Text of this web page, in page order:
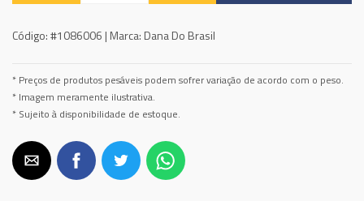
Código:#1086006 | Marca: Dana Do Brasil
* Preços de produtos pesáveis podem sofrer variação de acordo com o peso.
* Imagem meramente ilustrativa.
* Sujeito à disponibilidade de estoque.